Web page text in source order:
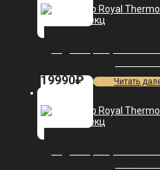
19990₽ Читать